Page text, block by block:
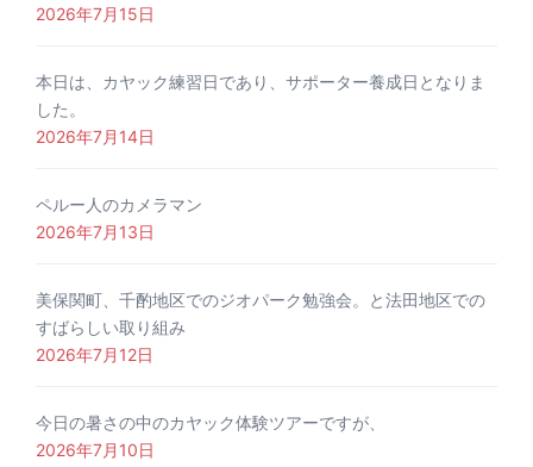
2026年7月15日
本日は、カヤック練習日であり、サポーター養成日となりま
した。
2026年7月14日
ペルー人のカメラマン
2026年7月13日
美保関町、千酌地区でのジオパーク勉強会。と法田地区での
すばらしい取り組み
2026年7月12日
今日の暑さの中のカヤック体験ツアーですが、
2026年7月10日